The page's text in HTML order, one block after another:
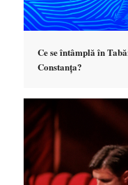
Ce se întâmplă în
Constanța?